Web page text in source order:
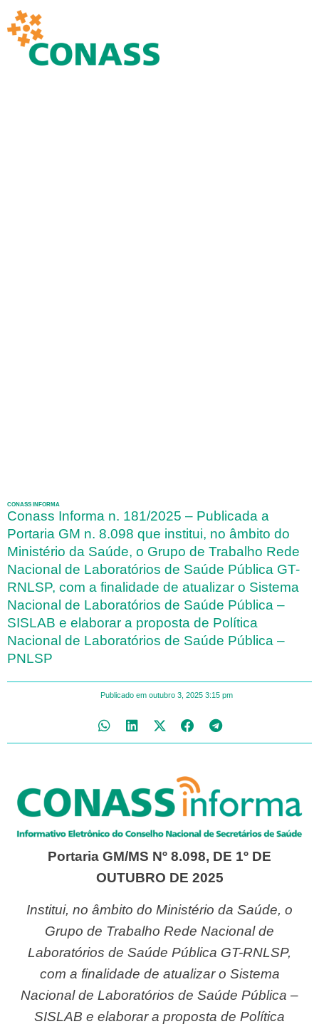
CONASS INFORMA
Conass Informa n. 181/2025 – Publicada a
Portaria GM n. 8.098 que institui, no âmbito do
Ministério da Saúde, o Grupo de Trabalho Rede
Nacional de Laboratórios de Saúde Pública GT-
RNLSP, com a finalidade de atualizar o Sistema
Nacional de Laboratórios de Saúde Pública –
SISLAB e elaborar a proposta de Política
Nacional de Laboratórios de Saúde Pública –
PNLSP
Publicado em outubro 3, 2025 3:15 pm
Portaria GM/MS Nº 8.098, DE 1º DE
OUTUBRO DE 2025
Institui, no âmbito do Ministério da Saúde, o
Grupo de Trabalho Rede Nacional de
Laboratórios de Saúde Pública GT-RNLSP,
com a finalidade de atualizar o Sistema
Nacional de Laboratórios de Saúde Pública –
SISLAB e elaborar a proposta de Política